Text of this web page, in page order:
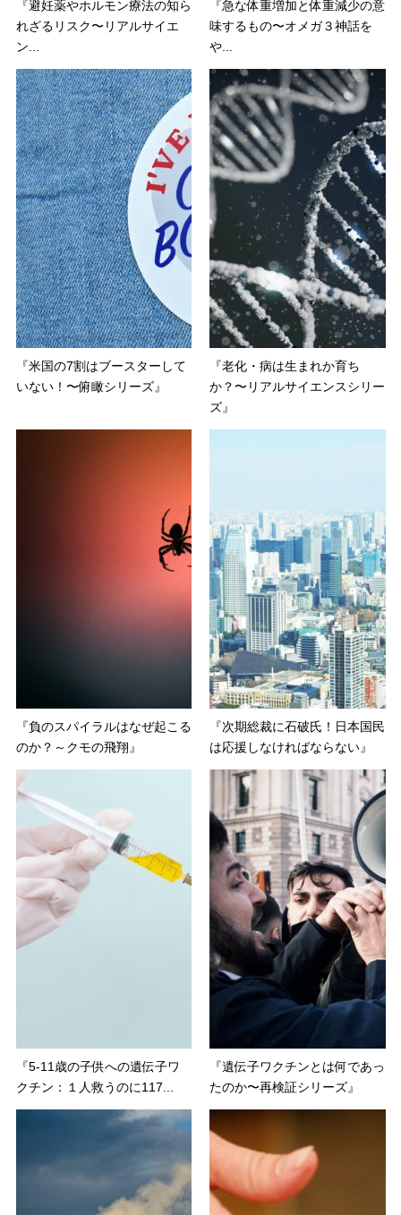
『避妊薬やホルモン療法の知ら
れざるリスク〜リアルサイエ
ン...
『急な体重増加と体重減少の意
味するもの〜オメガ３神話を
や...
『米国の7割はブースターして
いない！〜俯瞰シリーズ』
『老化・病は生まれか育ち
か？〜リアルサイエンスシリー
ズ』
『負のスパイラルはなぜ起こる
のか？～クモの飛翔』
『次期総裁に石破氏！日本国民
は応援しなければならない』
『5-11歳の子供への遺伝子ワ
クチン：１人救うのに117...
『遺伝子ワクチンとは何であっ
たのか〜再検証シリーズ』